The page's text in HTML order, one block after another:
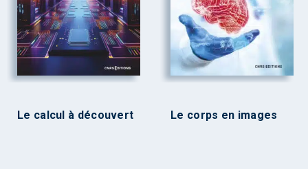
Le calcul à découvert Le corps en images